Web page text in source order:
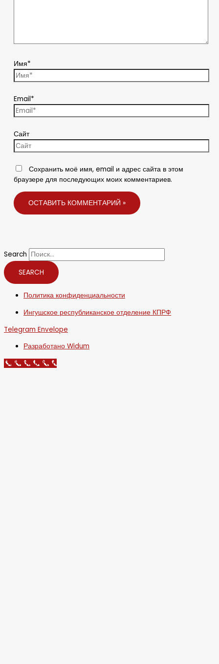
Имя*
Email*
Сайт
Сохранить моё имя, email и адрес сайта в этом
браузере для последующих моих комментариев.
Search
SEARCH
Политика конфиденциальности
Ингушское республиканское отделение КПРФ
Telegram Envelope
Разработано Widum
Call Now Button